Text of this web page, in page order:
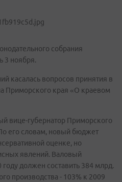
собрания
3 ноября.
касалась вопросов принятия в
Приморского края «О краевом
вице-губернатор Приморского
его словам, новый бюджет
оценке, но
явлений. Валовый
должен составить 384 млрд.
производства - 103% к 2009